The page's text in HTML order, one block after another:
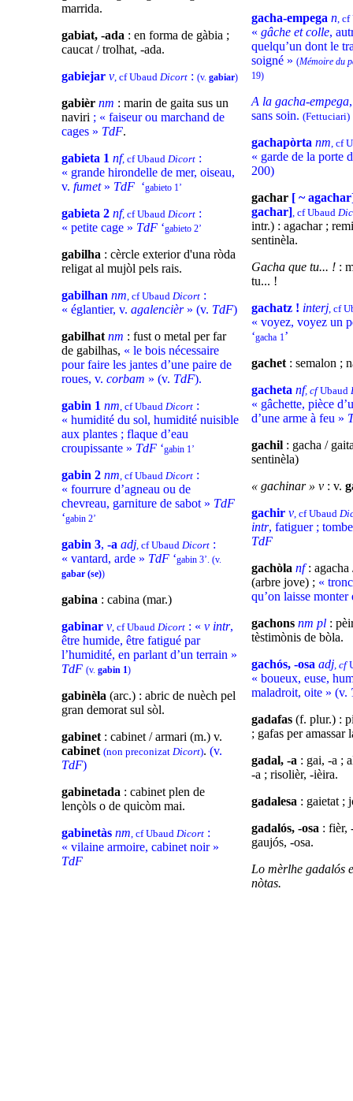
marrida.
gabiat, -ada : en forma de gàbia ;
caucat / trolhat, -ada.
gabiejar v, cf Ubaud Dicort : (v. gabiar)
gabièr nm : marin de gaita sus un
naviri ; « faiseur ou marchand de
cages » TdF.
gabieta 1 nf, cf Ubaud Dicort :
« grande hirondelle de mer, oiseau,
v. fumet» TdF ‘gabieto 1’
gabieta 2 nf, cf Ubaud Dicort :
« petite cage » TdF ‘gabieto 2’
gabilha : cèrcle exterior d'una ròda
religat al mujòl pels rais.
gabilhan nm, cf Ubaud Dicort :
« églantier, v. agalencièr» (v. TdF)
gabilhat nm : fust o metal per far
de gabilhas, « le bois nécessaire
pour faire les jantes d’une paire de
roues, v. corbam » (v. TdF).
gabin 1 nm, cf Ubaud Dicort :
« humidité du sol, humidité nuisible
aux plantes ; flaque d’eau
croupissante » TdF ‘gabin 1’
gabin 2 nm, cf Ubaud Dicort :
« fourrure d’agneau ou de
chevreau, garniture de sabot » TdF
‘gabin 2’
gabin 3, -a adj, cf Ubaud Dicort :
« vantard, arde » TdF ‘gabin 3’. (v.
gabar (se))
gabina : cabina (mar.)
gabinar v, cf Ubaud Dicort : « v intr,
être humide, être fatigué par
l’humidité, en parlant d’un terrain »
TdF (v. gabin 1)
gabinèla (arc.) : abric de nuèch pel
gran demorat sul sòl.
gabinet : cabinet / armari (m.) v.
cabinet (non preconizat Dicort). (v.
TdF)
gabinetada : cabinet plen de
lençòls o de quicòm mai.
gabinetàs nm, cf Ubaud Dicort :
« vilaine armoire, cabinet noir »
TdF
gacha-empega n, cf
« gâche et colle,
quelqu’un dont le
soigné » (Mémoire du
19)
A la gacha-empega
sans soin. (Fettuciari)
gachapòrta nm, cf
« garde de la porte
200)
gachar [ ~
gachar], cf Ubaud
intr.) : agachar ;
sentinèla.
Gacha que tu... ! :
tu... !
gachatz ! interj, cf
« voyez, voyez un
‘gacha 1’
gachet : semalon ;
gacheta nf, cfUbaud
« gâchette, pièce
d’une arme à feu »
gachil : gacha /
sentinèla)
« gachinar » v : v.
gachir v, cf Ubaud
intr, fatiguer ;
TdF
gachòla nf: agacha
(arbre jove) ; «
qu’on laisse
gachons nm pl :
tèstimònis de bòla.
gachós, -osa adj, cf
« boueux, euse,
maladroit, oite » (v.
gadafas (f. plur.) :
; gafas per amassar
gadal, -a : gai, -a ;
-a ; risolièr, -ièira.
gadalesa : gaietat ;
gadalós, -osa : fièr,
gaujós, -osa.
Lo mèrlhe gadalós
nòtas.